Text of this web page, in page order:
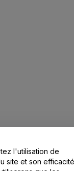
l'utilisation de
site et son efficacité